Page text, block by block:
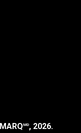
MD, 2026.